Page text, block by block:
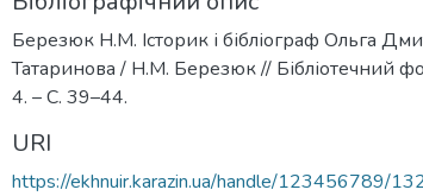
Березюк Н.М. Історик і бібліограф Ольга
Татаринова / Н.М. Березюк // Бібліотечний
4. – С. 39–44.
URI
https://ekhnuir.karazin.ua/handle/123456789/